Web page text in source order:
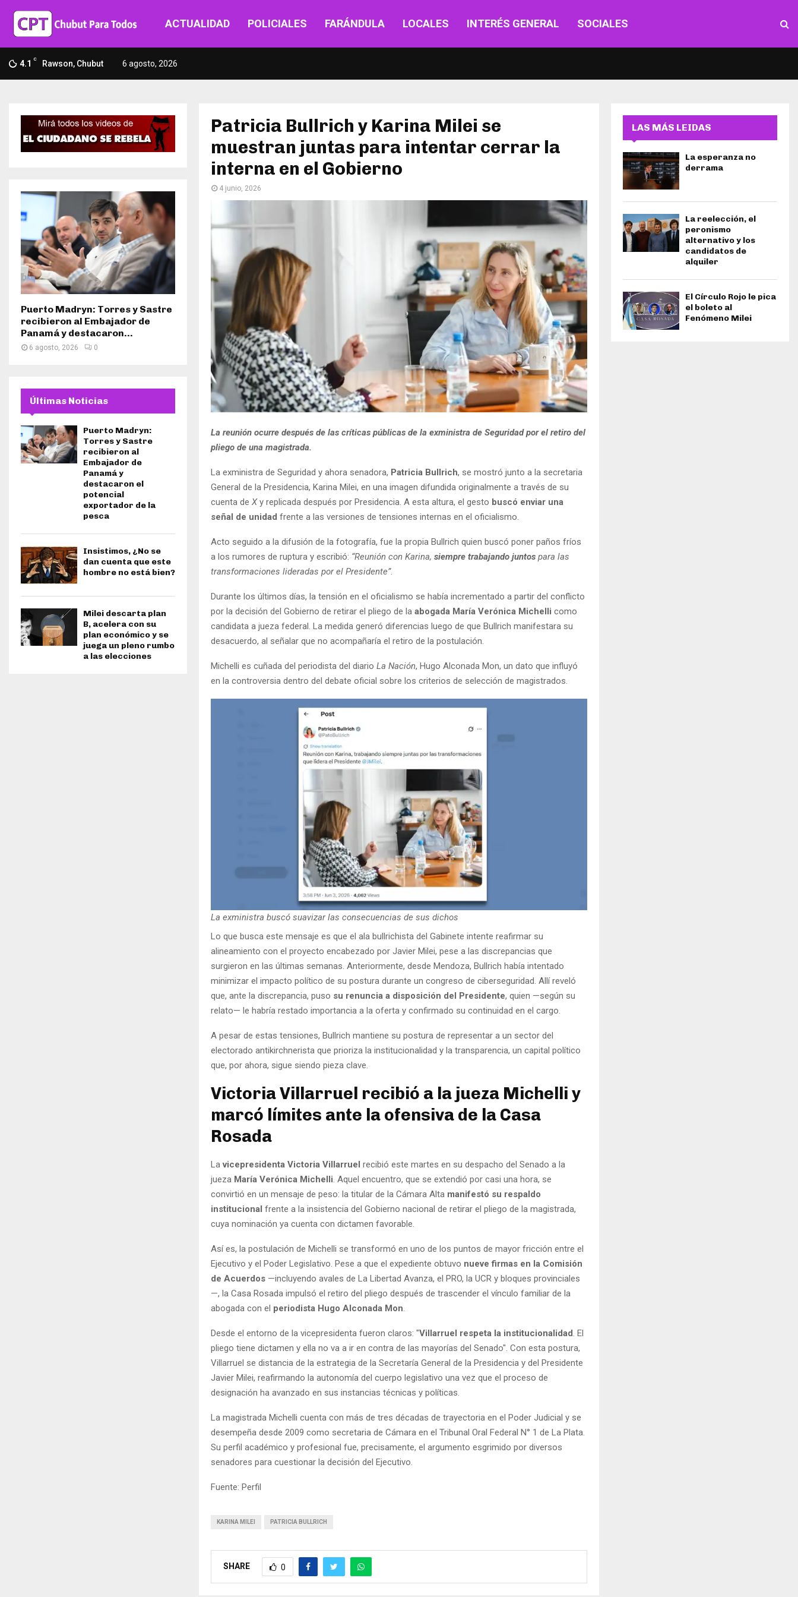
ACTUALIDAD POLICIALES FARÁNDULA LOCALES INTERÉS GENERAL SOCIALES
4.1 C Rawson, Chubut 6 agosto, 2026
Patricia Bullrich y Karina Milei se
muestran juntas para intentar cerrar la
interna en el Gobierno
4 junio, 2026
La reunión ocurre después de las críticas públicas de la exministra de Seguridad por el retiro del
pliego de una magistrada.
La exministra de Seguridad y ahora senadora, Patricia Bullrich, se mostró junto a la secretaria
General de la Presidencia, Karina Milei, en una imagen difundida originalmente a través de su
cuenta de Xy replicada después por Presidencia. A esta altura, el gesto buscó enviar una
señal de unidad frente a las versiones de tensiones internas en el oficialismo.
Acto seguido a la difusión de la fotografía, fue la propia Bullrich quien buscó poner paños fríos
a los rumores de ruptura y escribió: “Reunión con Karina, siempre trabajando juntos para las
transformaciones lideradas por el Presidente”.
Durante los últimos días, la tensión en el oficialismo se había incrementado a partir del conflicto
por la decisión del Gobierno de retirar el pliego de la abogada María Verónica Michelli como
candidata a jueza federal. La medida generó diferencias luego de que Bullrich manifestara su
desacuerdo, al señalar que no acompañaría el retiro de la postulación.
Michelli es cuñada del periodista del diario La Nación, Hugo Alconada Mon, un dato que influyó
en la controversia dentro del debate oficial sobre los criterios de selección de magistrados.
La exministra buscó suavizar las consecuencias de sus dichos
Lo que busca este mensaje es que el ala bullrichista del Gabinete intente reafirmar su
alineamiento con el proyecto encabezado por Javier Milei, pese a las discrepancias que
surgieron en las últimas semanas. Anteriormente, desde Mendoza, Bullrich había intentado
minimizar el impacto político de su postura durante un congreso de ciberseguridad. Allí reveló
que, ante la discrepancia, puso su renuncia a disposición del Presidente, quien —según su
relato— le habría restado importancia a la oferta y confirmado su continuidad en el cargo.
A pesar de estas tensiones, Bullrich mantiene su postura de representar a un sector del
electorado antikirchnerista que prioriza la institucionalidad y la transparencia, un capital político
que, por ahora, sigue siendo pieza clave.
Victoria Villarruel recibió a la jueza Michelli y
marcó límites ante la ofensiva de la Casa
Rosada
Lavicepresidenta Victoria Villarruel recibió este martes en su despacho del Senado a la
jueza María Verónica Michelli. Aquel encuentro, que se extendió por casi una hora, se
convirtió en un mensaje de peso: la titular de la Cámara Alta manifestó su respaldo
institucional frente a la insistencia del Gobierno nacional de retirar el pliego de la magistrada,
cuya nominación ya cuenta con dictamen favorable.
Así es, la postulación de Michelli se transformó en uno de los puntos de mayor fricción entre el
Ejecutivo y el Poder Legislativo. Pese a que el expediente obtuvo nueve firmas en la Comisión
de Acuerdos —incluyendo avales de La Libertad Avanza, el PRO, la UCR y bloques provinciales
—, la Casa Rosada impulsó el retiro del pliego después de trascender el vínculo familiar de la
abogada con el periodista Hugo Alconada Mon.
Desde el entorno de la vicepresidenta fueron claros: "Villarruel respeta la institucionalidad. El
pliego tiene dictamen y ella no va a ir en contra de las mayorías del Senado". Con esta postura,
Villarruel se distancia de la estrategia de la Secretaría General de la Presidencia y del Presidente
Javier Milei, reafirmando la autonomía del cuerpo legislativo una vez que el proceso de
designación ha avanzado en sus instancias técnicas y políticas.
La magistrada Michelli cuenta con más de tres décadas de trayectoria en el Poder Judicial y se
desempeña desde 2009 como secretaria de Cámara en el Tribunal Oral Federal N° 1 de La Plata.
Su perfil académico y profesional fue, precisamente, el argumento esgrimido por diversos
senadores para cuestionar la decisión del Ejecutivo.
Fuente: Perfil
KARINA MILEI PATRICIA BULLRICH
SHARE 0
Puerto Madryn: Torres y Sastre
recibieron al Embajador de
Panamá y destacaron...
6 agosto, 2026 0
Últimas Noticias
Puerto Madryn:
Torres y Sastre
recibieron al
Embajador de
Panamá y
destacaron el
potencial
exportador de la
pesca
Insistimos, ¿No se
dan cuenta que este
hombre no está bien?
Milei descarta plan
B, acelera con su
plan económico y se
juega un pleno rumbo
a las elecciones
LAS MÁS LEIDAS
La esperanza no
derrama
La reelección, el
peronismo
alternativo y los
candidatos de
alquiler
El Círculo Rojo le pica
el boleto al
Fenómeno Milei